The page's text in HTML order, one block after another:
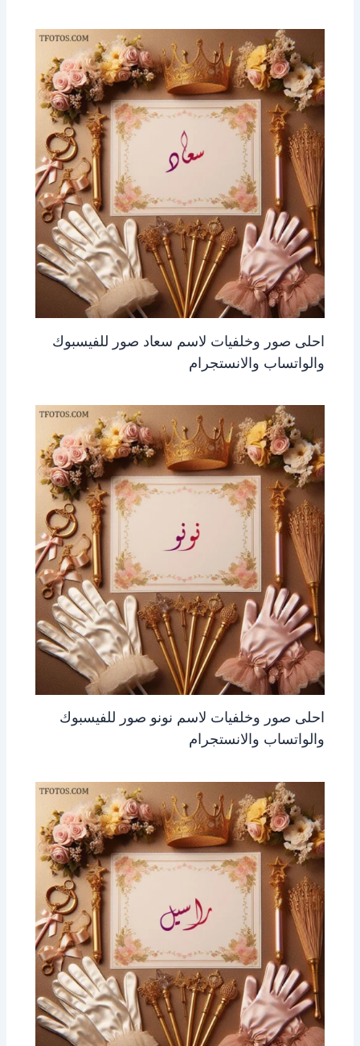
احلى صور وخلفيات لاسم سعاد صور للفيسبوك
والواتساب والانستجرام
احلى صور وخلفيات لاسم نونو صور للفيسبوك
والواتساب والانستجرام